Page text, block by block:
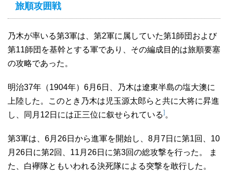
旅順攻囲戦
乃木が率いる第3軍は、第2軍に属していた第1師団および
第11師団を基幹とする軍であり、その編成目的は旅順要塞
の攻略であった。
明治37年（1904年）6月6日、乃木は遼東半島の塩大澳に
上陸した。このとき乃木は児玉源太郎らと共に大将に昇進
し、同月12日には正三位に叙せられている]。
第3軍は、6月26日から進軍を開始し、8月7日に第1回、10
月26日に第2回、11月26日に第3回の総攻撃を行った。 ま
た、白襷隊ともいわれる決死隊による突撃を敢行した。